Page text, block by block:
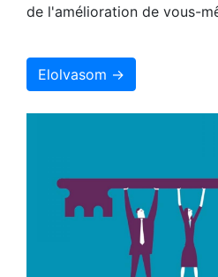
de l'amélioration de vous-
Elolvasom →